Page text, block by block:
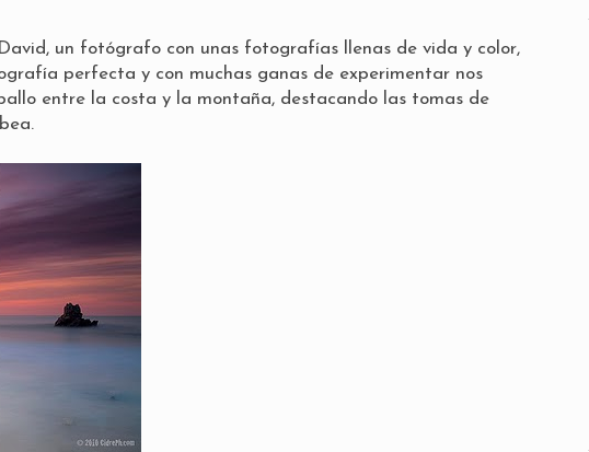
David, un fotógrafo con unas fotografías llenas de vida y color,
perfecta y con muchas ganas de experimentar nos
entre la costa y la montaña, destacando las tomas de